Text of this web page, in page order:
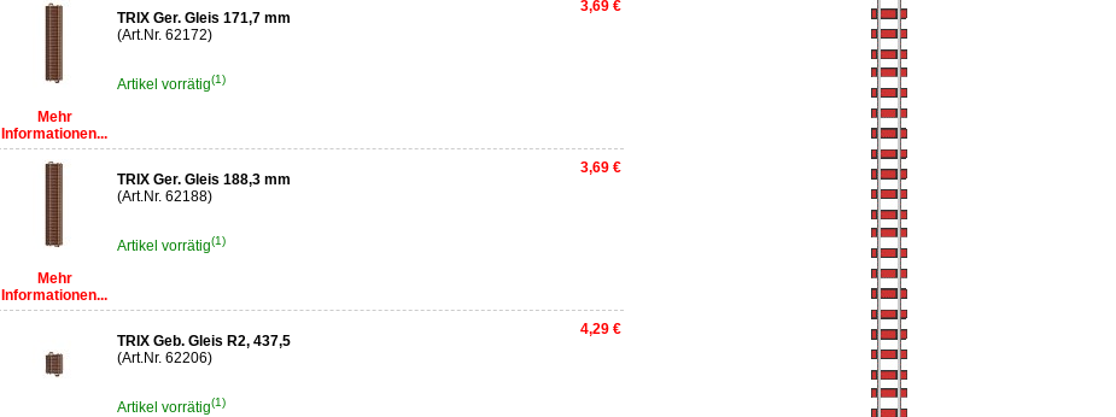
Mehr
Informationen...
TRIX Ger. Gleis 171,7 mm
(Art.Nr. 62172)
Artikel vorrätig(1)
3,69 €
Mehr
Informationen...
TRIX Ger. Gleis 188,3 mm
(Art.Nr. 62188)
Artikel vorrätig(1)
3,69 €
TRIX Geb. Gleis R2, 437,5
(Art.Nr. 62206)
Artikel vorrätig(1)
4,29 €